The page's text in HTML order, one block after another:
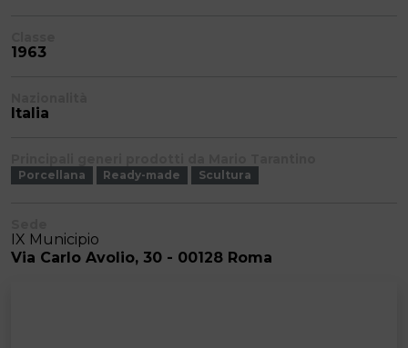
1963
Italia
Porcellana Ready-made Scultura
IX Municipio
Via Carlo Avolio, 30 - 00128 Roma